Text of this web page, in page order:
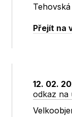
Tehovská
Přejít na
12. 02.
odkaz na